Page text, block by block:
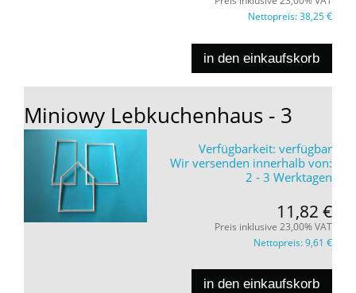
Nettopreis:38,25 €
in den einkaufskorb
Miniowy Lebkuchenhaus - 3
Verfügbarkeit: verfügbar
Wir versenden innerhalb von:
2 - 3 Werktagen
11,82 €
Preis inklusive 23,00% VAT
Nettopreis:9,61 €
in den einkaufskorb